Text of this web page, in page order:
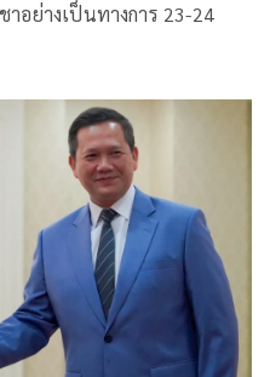
อย่างเป็นทางการ 23-24